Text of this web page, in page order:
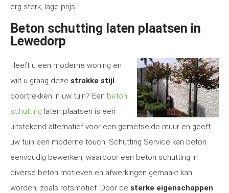
erg sterk, lage prijs.
Beton schutting laten plaatsen in
Lewedorp
Heeft u een moderne woning en
wilt u graag deze strakke stijl
doortrekken in uw tuin? Een beton
schutting laten plaatsen is een
uitstekend alternatief voor een gemetselde muur en geeft
uw tuin een moderne touch. Schutting Service kan beton
eenvoudig bewerken, waardoor een beton schutting in
diverse beton motieven en afwerkingen gemaakt kan
worden, zoals rotsmotief. Door de sterke eigenschappen